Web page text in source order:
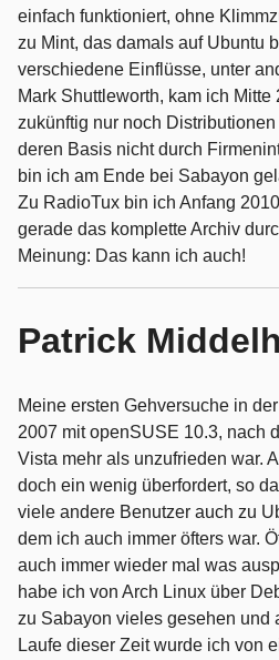
einfach funktioniert, ohne
zu Mint, das damals auf Ubuntu
verschiedene Einflüsse, unter
Mark Shuttleworth, kam ich
zukünftig nur noch
deren Basis nicht durch
bin ich am Ende bei Sabayon
Zu RadioTux bin ich Anfang
gerade das komplette Archiv
Meinung: Das kann ich auch!
Patrick
Meine ersten Gehversuche in
2007 mit openSUSE 10.3, nach
Vista mehr als unzufrieden war.
doch ein wenig überfordert, so
viele andere Benutzer auch zu
dem ich auch immer öfters war.
auch immer wieder mal was
habe ich von Arch Linux über
zu Sabayon vieles gesehen und
Laufe dieser Zeit wurde ich von